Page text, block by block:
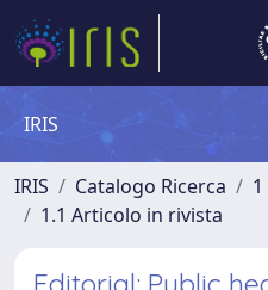
IRIS
IRIS Catalogo Ricerca
1.1 Articolo in rivista